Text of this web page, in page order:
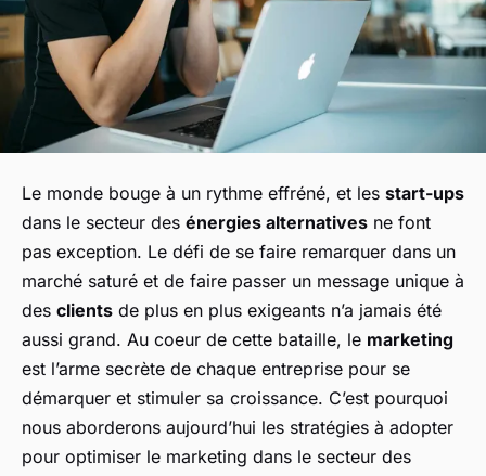
Le monde bouge à un rythme effréné, et les start-ups
dans le secteur des énergies alternatives ne font
pas exception. Le défi de se faire remarquer dans un
marché saturé et de faire passer un message unique à
des clients de plus en plus exigeants n’a jamais été
aussi grand. Au coeur de cette bataille, le marketing
est l’arme secrète de chaque entreprise pour se
démarquer et stimuler sa croissance. C’est pourquoi
nous aborderons aujourd’hui les stratégies à adopter
pour optimiser le marketing dans le secteur des